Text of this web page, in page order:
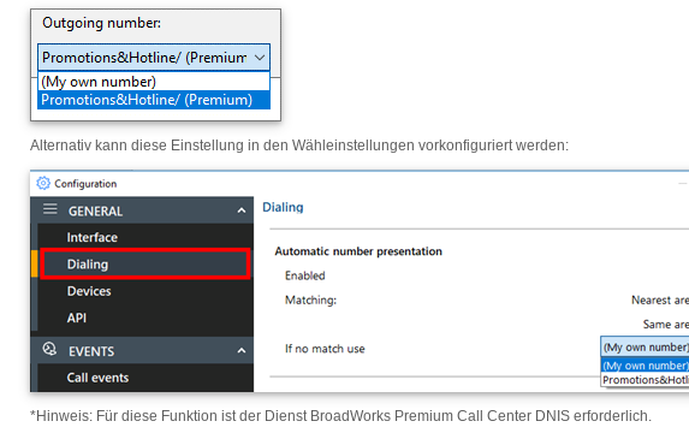
Alternativ kann diese Einstellung in den Wähleinstellungen vorkonfiguriert werden:
*Hinweis: Für diese Funktion ist der Dienst BroadWorks Premium Call Center DNIS erforderlich.